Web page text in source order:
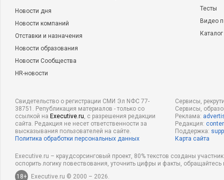
Новости дня
Новости компаний
Отставки и назначения
Новости образования
Новости Сообщества
HR-новости
Тесты
Видео
Свидетельство о регистрации СМИ Эл NФС 77-
38751. Републикация материалов - только со
ссылкой на Executive.ru, с разрешения редакции
сайта. Редакция не несет ответственности за
высказывания пользователей на сайте.
Политика обработки персональных данных
Сервисы,
Сервисы,
Реклама:
Редакция:
Поддержка:
Карта сайта
Executive.ru – краудсорсинговый проект, 80% текстов созданы
оспорить логику повествования, уточнить цифры и факты,
18+
Executive.ru © 2000 – 2026.